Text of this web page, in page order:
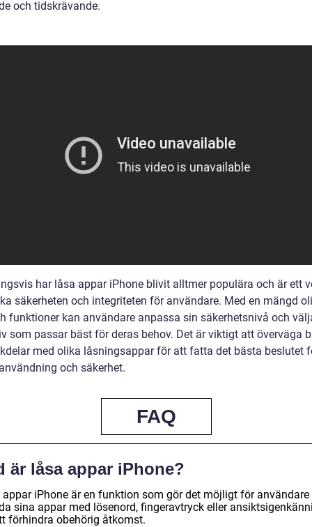
och tidskrävande.
har låsa appar iPhone blivit alltmer populära och är ett
säkerheten och integriteten för användare. Med en mängd
funktioner kan användare anpassa sin säkerhetsnivå och
som passar bäst för deras behov. Det är viktigt att överväga
med olika låsningsappar för att fatta det bästa beslutet
och säkerhet.
FAQ
är låsa appar iPhone?
appar iPhone är en funktion som gör det möjligt för
sina appar med lösenord, fingeravtryck eller
förhindra obehörig åtkomst.